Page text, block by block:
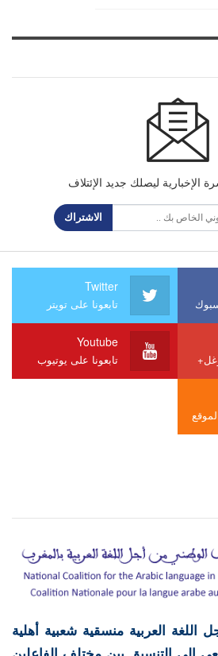
الإخبارية ليصلك جديد الإئتلاف
الاشتراك
Twitter
تابعونا على تويتر
Youtube
تابعونا على يوتيوب
اللغة العربية منسقية شعبية أهلية